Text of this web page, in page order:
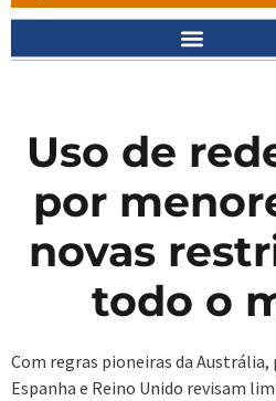
Uso de
por
novas
todo o
Com regras pioneiras da Austrália,
Espanha e Reino Unido revisam